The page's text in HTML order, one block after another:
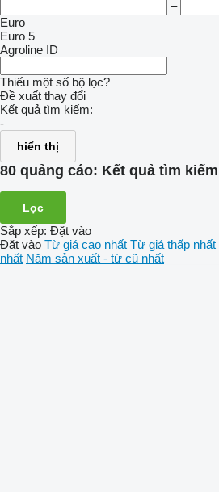
–
Euro
Euro 5
Agroline ID
Thiếu một số bộ lọc?
Đề xuất thay đổi
Kết quả tìm kiếm:
-
hiển thị
80 quảng cáo: Kết quả tìm kiếm
Lọc
Sắp xếp: Đặt vào
Đặt vào Từ giá cao nhất Từ giá thấp nhất
nhất Năm sản xuất - từ cũ nhất